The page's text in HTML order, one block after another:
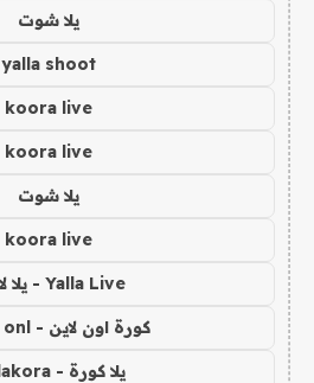
يلا شوت
yalla shoot
koora live
koora live
يلا شوت
koora live
Yalla Live - يلا لايف
كورة اون لاين - koora onl
يلا كورة - yallakora